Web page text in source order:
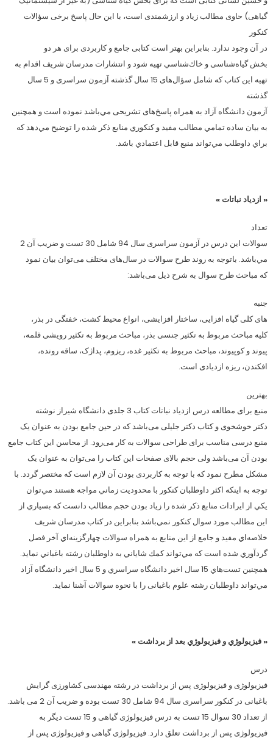
گیاهی) حاوی مطالب زیاد و ارزشمندی است، با این حال پاسخ برخی سؤالات
کنکور
در آن وجود ندارد. بنابراین بهتر است کتابی جامع و کاربردی برای هر دو
بخش گیاه‌شناسی و خاك‌شناسي تهیه شود و انتشارات مدرسان شريف اقدام به
تهيه اين كتاب كه شامل سؤال‌های 15 سال گذشته آزمون سراسری و 5 سال
گذشته
آزمون دانشگاه آزاد به همراه پاسخ‌های تشریحی مي‌باشد نموده است و همچنين
به بيان ساده تمامي مطالب مفيد و كنكوري منابع ذكر شده را توضيح مي‌دهد كه
براي داوطلب مي‌تواند منبع قابل اعتمادي باشد.
« ازدياد نباتات »
تعداد
سوالات اين درس در آزمون سراسری سال 94 شامل 30 تست و ضريب آن 2
مي‌باشد. باتوجه به روند طرح سوالات در سال‌های مختلف می‌توان بیان نمود
که مباحث طرح سوال به شرح ذیل می‌باشد:
جنبه­
های کلی گیاه­ افزایی، ساختار افزایشی، انواع محیط کشت، خفتگی در بذر،
کلیه مباحث مربوط به تکثیر جنسی بذر، مباحث مربوط به تکثیر رویشی قلمه،
پیوند و کوپیوند، مباحث مربوط به تکثیر غده، ریزوم، پداژک، ساقه رونده،
افکندن، ریزه ازدیادی است.
بهترین
منبع برای مطالعه درس ازدیاد نباتات کتاب 3 جلدی دانشگاه شیراز نوشته
دکتر خوشخوی و کتاب دکتر جلیلی می‌باشد که در حین جامع بودن به عنوان یک
منبع درسی مناسب برای طراحی سوالات به کار می‌رود. از محاسن این کتاب جامع
بودن آن می‌باشد ولی حجم بالای صفحات این کتاب را می‌توان به عنوان یک
مشکل مطرح نمود که با توجه به کاربردی بودن آن لازم است که مختصر گردد. با
توجه به اينكه اكثر داوطلبان كنكور با محدوديت زماني مواجه هستند مي‌توان
يكي از ايرادات منابع ذكر شده را زياد بودن حجم مطالب دانست كه بسياري از
اين مطالب مورد سوال كنكور نمي‌باشد بنابراين در كتاب مدرسان شريف
خلاصه‌اي مفيد و جامع از اين منابع به همراه سوالات چهارگزينه‌اي آخر فصل
گردآوري شده است كه مي‌تواند كمك شاياني به داوطلبان رشته باغباني نمايد.
همچنين تست‌هاي 15 سال اخير دانشگاه سراسري و 5 سال اخير دانشگاه آزاد
مي‌تواند داوطلبان رشته علوم باغبانی را با نحوه سوالات آشنا نمايد.
« فيزيولوژي و فيزيولوژي بعد از برداشت »
درس
فیزیولوژی و فیزیولوژی پس از برداشت در رشته مهندسی کشاورزی گرایش
باغبانی در کنکور سراسری سال 94 شامل 30 تست بوده و ضریب آن 2 می­ باشد.
از تعداد 30 سوال 15 تست به درس فیزیولوژی گیاهی و 15 تست دیگر به
فیزیولوژی پس از برداشت تعلق دارد. فیزیولوژی گیاهی و فیزیولوژی پس از